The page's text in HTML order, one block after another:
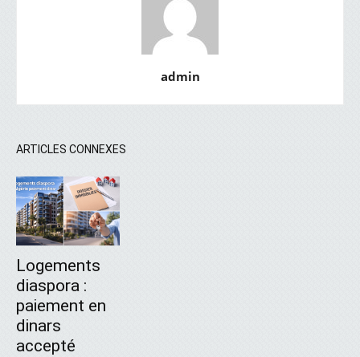
admin
ARTICLES CONNEXES
Logements
diaspora :
paiement en
dinars
accepté